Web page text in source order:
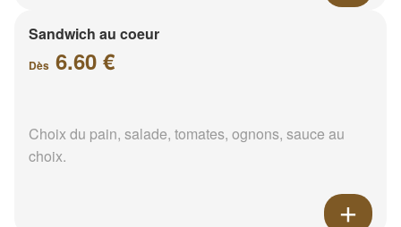
Sandwich au coeur
Dès 6.60 €
Choix du pain, salade, tomates, ognons, sauce au
choix.